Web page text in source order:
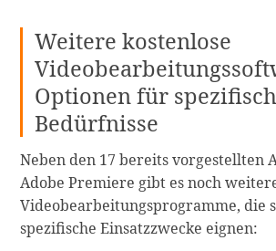
Weitere kostenlose
Optionen für
Bedürfnisse
Neben den 17 bereits vorgestellten
Adobe Premiere gibt es noch
Videobearbeitungsprogramme, die
spezifische Einsatzzwecke eignen: